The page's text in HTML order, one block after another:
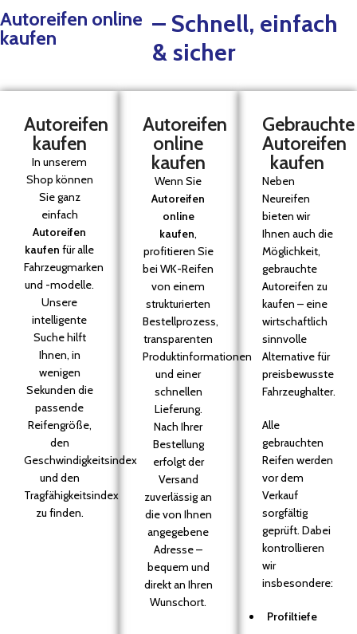
Autoreifen online
kaufen
– Schnell, einfach
& sicher
Autoreifen
kaufen
In unserem
Shop können
Sie ganz
einfach
Autoreifen
kaufen für alle
Fahrzeugmarken
und -modelle.
Unsere
intelligente
Suche hilft
Ihnen, in
wenigen
Sekunden die
passende
Reifengröße,
den
Geschwindigkeitsindex
und den
Tragfähigkeitsindex
zu finden.
Autoreifen
online
kaufen
Wenn Sie
Autoreifen
online
kaufen,
profitieren Sie
bei WK-Reifen
von einem
strukturierten
Bestellprozess,
transparenten
Produktinformationen
und einer
schnellen
Lieferung.
Nach Ihrer
Bestellung
erfolgt der
Versand
zuverlässig an
die von Ihnen
angegebene
Adresse –
bequem und
direkt an Ihren
Wunschort.
Gebrauchte
Autoreifen
kaufen
Neben
Neureifen
bieten wir
Ihnen auch die
Möglichkeit,
gebrauchte
Autoreifen zu
kaufen – eine
wirtschaftlich
sinnvolle
Alternative für
preisbewusste
Fahrzeughalter.
Alle
gebrauchten
Reifen werden
vor dem
Verkauf
sorgfältig
geprüft. Dabei
kontrollieren
wir
insbesondere:
Profiltiefe